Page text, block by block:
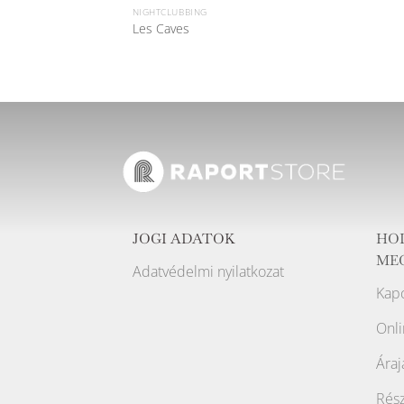
NIGHTCLUBBING
Les Caves
JOGI ADATOK
Adatvédelmi nyilatkozat